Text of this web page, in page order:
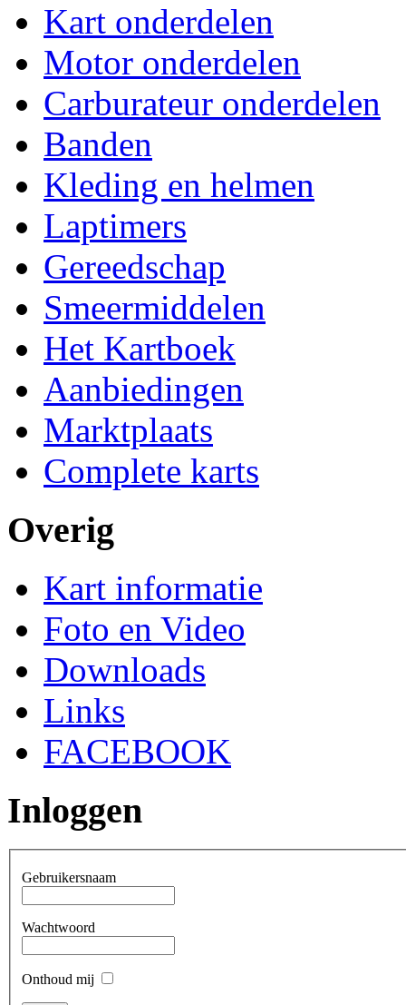
Kart onderdelen
Motor onderdelen
Carburateur onderdelen
Banden
Kleding en helmen
Laptimers
Gereedschap
Smeermiddelen
Het Kartboek
Aanbiedingen
Marktplaats
Complete karts
Overig
Kart informatie
Foto en Video
Downloads
Links
FACEBOOK
Inloggen
Gebruikersnaam
Wachtwoord
Onthoud mij